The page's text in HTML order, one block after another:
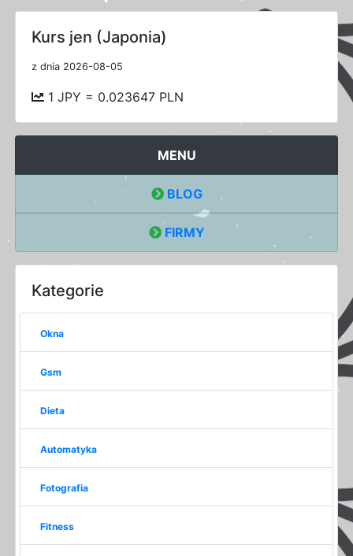
Kurs jen (Japonia)
z dnia 2026-08-05
1 JPY = 0.023647 PLN
MENU
BLOG
FIRMY
Kategorie
Okna
Gsm
Dieta
Automatyka
Fotografia
Fitness